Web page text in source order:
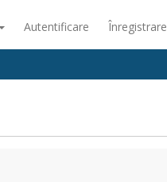
Autentificare Înregistrare